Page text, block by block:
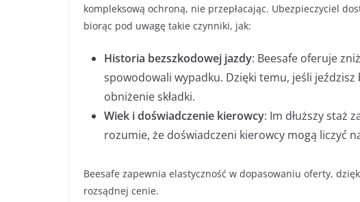
kompleksową ochroną, nie przepłacając. Ubezpieczyciel
biorąc pod uwagę takie czynniki, jak:
Historia bezszkodowej jazdy: Beesafe oferuje
spowodowali wypadku. Dzięki temu, jeśli
obniżenie składki.
Wiek i doświadczenie kierowcy: Im dłuższy staż
rozumie, że doświadczeni kierowcy mogą liczyć
Beesafe zapewnia elastyczność w dopasowaniu oferty,
rozsądnej cenie.